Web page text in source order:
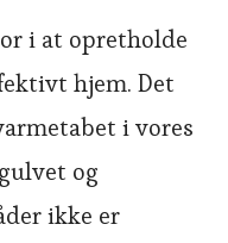
i at opretholde
hjem. Det
i vores
og
ikke er